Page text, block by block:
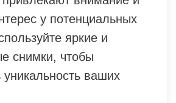
у потенциальных
яркие и
снимки, чтобы
уникальность ваших